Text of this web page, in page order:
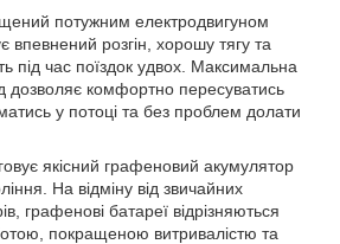
потужним електродвигуном
впевнений розгін, хорошу тягу та
під час поїздок удвох. Максимальна
дозволяє комфортно пересуватись
у потоці та без проблем долати
якісний графеновий акумулятор
На відміну від звичайних
графенові батареї відрізняються
покращеною витривалістю та